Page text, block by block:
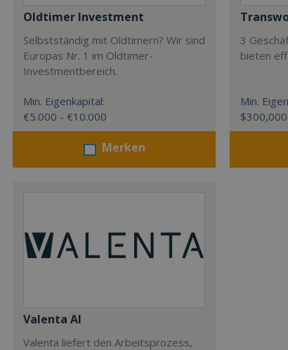
Oldtimer Investment
Selbstständig mit Oldtimern? Wir sind
Europas Nr. 1 im Oldtimer-
Investmentbereich.
Min. Eigenkapital:
€5.000 - €10.000
Merken
3
bieten
Min.
$300,000
Valenta AI
Valenta liefert den Arbeitsprozess,